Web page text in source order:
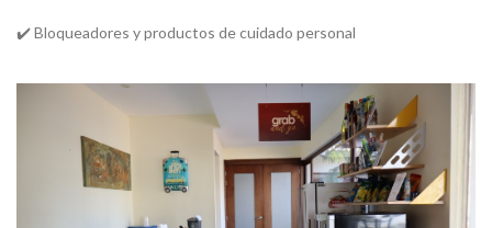
✔️ Bloqueadores y productos de cuidado personal